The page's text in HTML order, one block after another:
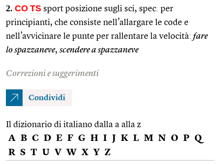
2. CO TS sport posizione sugli sci, spec. per
principianti, che consiste nell’allargare le code e
nell’avvicinare le punte per rallentare la velocità: fare
lo spazzaneve, scendere a spazzaneve
Correzioni e suggerimenti
Condividi
Il dizionario di italiano dalla a alla z
A B C D E F G H I J K L M N O P Q
R S T U V W X Y Z